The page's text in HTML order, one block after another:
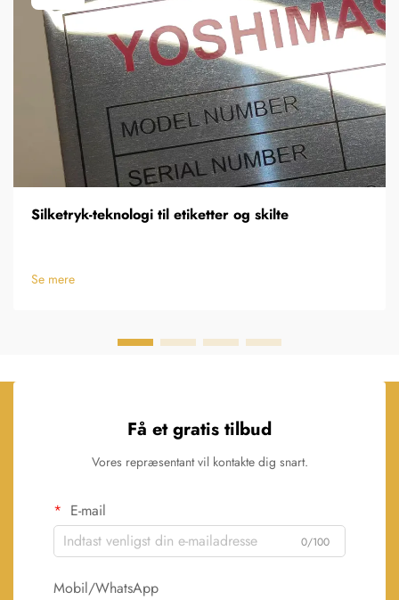
Silketryk-teknologi til etiketter og skilte
Se mere
Få et gratis tilbud
Vores repræsentant vil kontakte dig snart.
E-mail
0/100
Mobil/WhatsApp